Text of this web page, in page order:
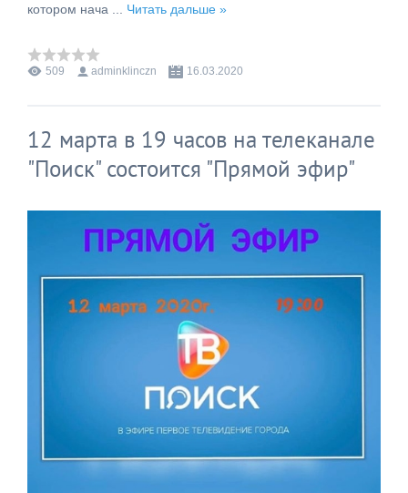
котором нача
Читать дальше »
509 adminklinczn 16.03.2020
12 марта в 19 часов на телеканале
"Поиск" состоится "Прямой эфир"